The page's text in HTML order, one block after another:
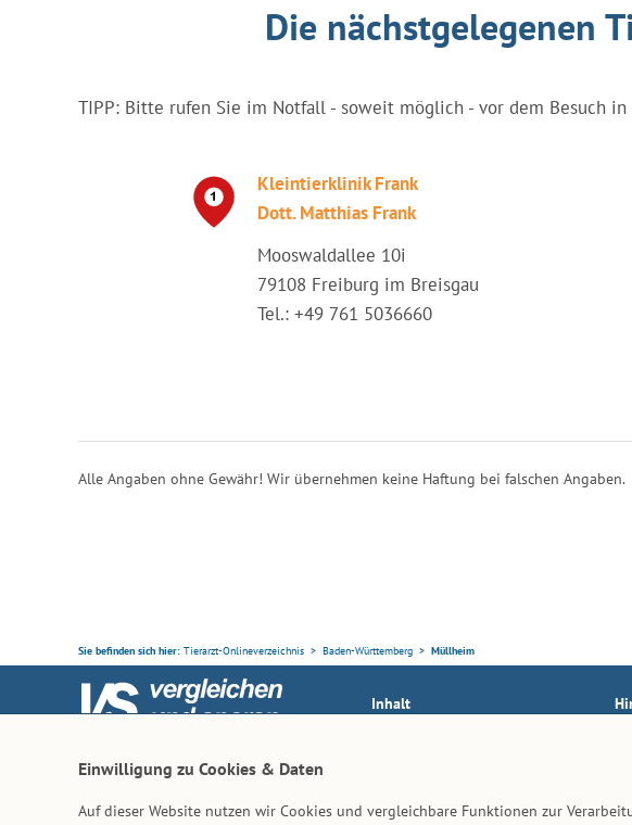
Die nächstgelegenen
TIPP: Bitte rufen Sie im Notfall - soweit möglich - vor dem Besuch
Kleintierklinik Frank
Dott. Matthias Frank
Mooswaldallee 10i
79108 Freiburg im Breisgau
Tel.: +49 761 5036660
Alle Angaben ohne Gewähr! Wir übernehmen keine Haftung bei falschen Angaben.
Sie befinden sich hier: Tierarzt-Onlineverzeichnis Baden-Württemberg Müllheim
Inhalt
Einwilligung zu Cookies & Daten
Auf dieser Website nutzen wir Cookies und vergleichbare Funktionen zur